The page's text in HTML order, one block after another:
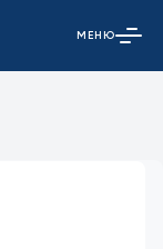
Открыть
МЕНЮ